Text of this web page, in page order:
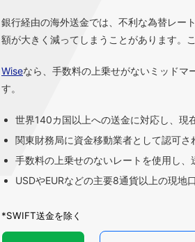
銀行経由の海外送金では、不利な為替レー
額が大きく減ってしまうことがあります。
Wiseなら、手数料の上乗せがないミッドマ
す。
世界140カ国以上への送金に対応し、現
関東財務局に資金移動業者として認可さ
手数料の上乗せのないレートを使用し、
USDやEURなどの主要8通貨以上の現地
*SWIFT送金を除く